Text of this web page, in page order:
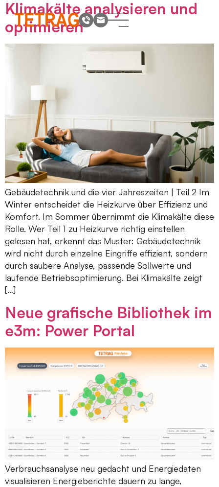
Klimakälte analysieren und
optimieren
Gebäudetechnik und die vier Jahreszeiten | Teil 2 Im
Winter entscheidet die Heizkurve über Effizienz und
Komfort. Im Sommer übernimmt die Klimakälte diese
Rolle. Wer Teil 1 zu Heizkurve richtig einstellen
gelesen hat, erkennt das Muster: Gebäudetechnik
wird nicht durch einzelne Eingriffe effizient, sondern
durch saubere Analyse, passende Sollwerte und
laufende Betriebsoptimierung. Bei Klimakälte zeigt
[…]
Neue grafische Bibliothek im
e3m: Power Portal
Verbrauchsanalyse neu gedacht und Energiedaten
visualisieren Energieberichte dauern zu lange,